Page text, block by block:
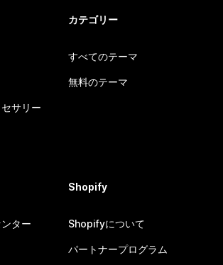
サリー
カテゴリー
すべてのテーマ
無料のテーマ
ター
Shopify
Shopifyについて
パートナープログラム